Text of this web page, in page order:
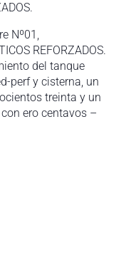
Nº01,
REFORZADOS.
del tanque
perf y cisterna, un
treinta y un
ero centavos –